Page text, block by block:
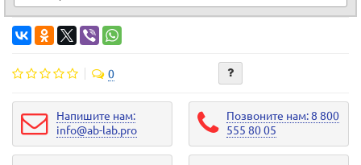
0
Напишите нам:
info@ab-lab.pro
Позвоните нам: 8 800
555 80 05